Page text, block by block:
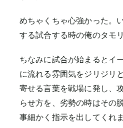
めちゃくちゃ心強かった。
する試合する時の俺のタモ
ちなみに試合が始まるとイ
に流れる雰囲気をジリジリ
寄せる言葉を戦場に発し、
らせ方を、劣勢の時はその
事細かく指示を出してくれま